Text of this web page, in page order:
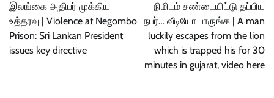
இலங்கை அதிபர் முக்கிய
உத்தரவு | Violence at Negombo
Prison: Sri Lankan President
issues key directive
நிமிடம் சண்டையிட்டு தப்பிய
நபர்… வீடியோ பாருங்க | A man
luckily escapes from the lion
which is trapped his for 30
minutes in gujarat, video here